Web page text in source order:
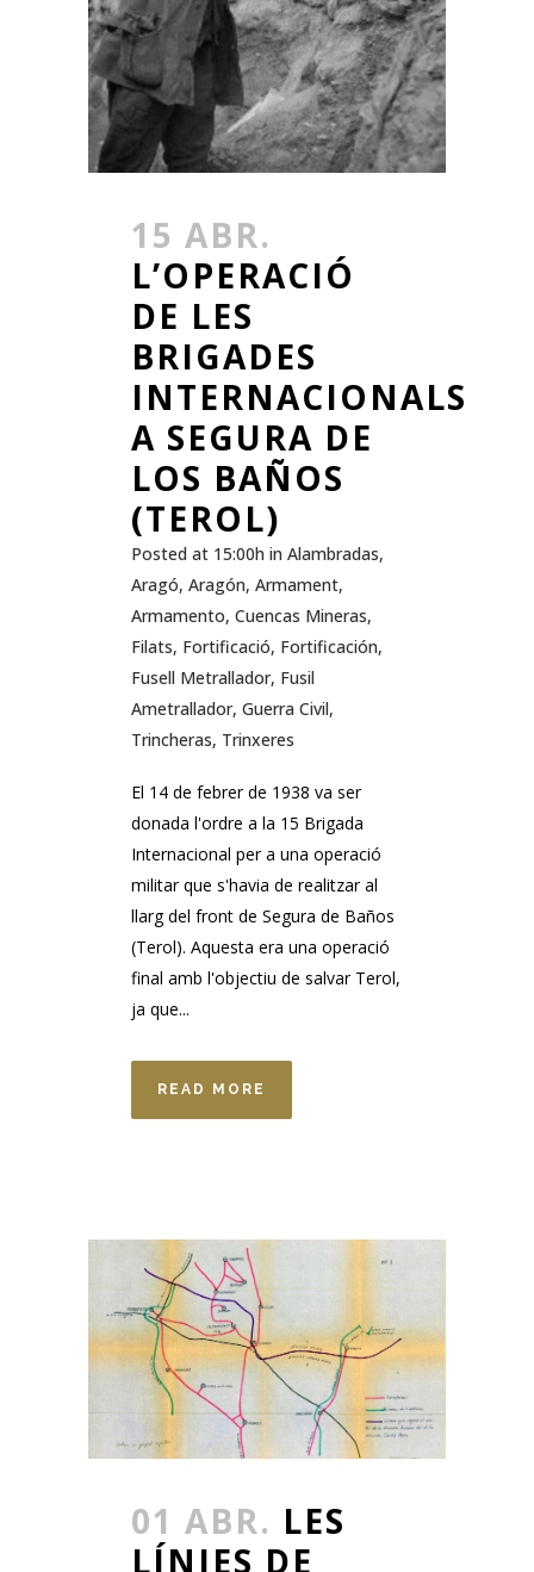
15 ABR.
L’OPERACIÓ
DE LES
BRIGADES
INTERNACIONALS
A SEGURA DE
LOS BAÑOS
(TEROL)
Posted at 15:00h in Alambradas,
Aragó, Aragón, Armament,
Armamento, Cuencas Mineras,
Filats, Fortificació, Fortificación,
Fusell Metrallador, Fusil
Ametrallador, Guerra Civil,
Trincheras, Trinxeres
El 14 de febrer de 1938 va ser
donada l'ordre a la 15 Brigada
Internacional per a una operació
militar que s'havia de realitzar al
llarg del front de Segura de Baños
(Terol). Aquesta era una operació
final amb l'objectiu de salvar Terol,
ja que...
READ MORE
01 ABR. LES
LÍNIES DE